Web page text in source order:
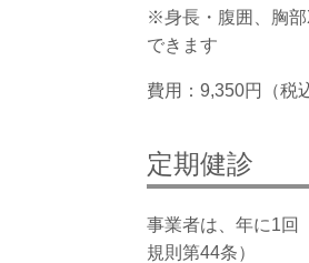
※身長・腹囲、胸部
できます
費用：9,350円（税
定期健診
事業者は、年に1回
規則第44条）